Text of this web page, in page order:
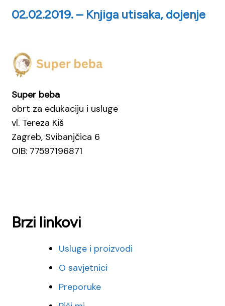
02.02.2019. – Knjiga utisaka, dojenje
Super beba
obrt za edukaciju i usluge
vl. Tereza Kiš
Zagreb, Svibanjčica 6
OIB: 77597196871
Brzi linkovi
Usluge i proizvodi
O savjetnici
Preporuke